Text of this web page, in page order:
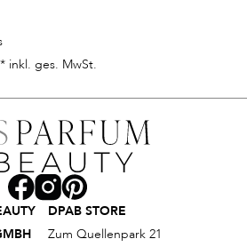
* inkl. ges. MwSt.
DPAB STORE
Zum Quellenpark 21